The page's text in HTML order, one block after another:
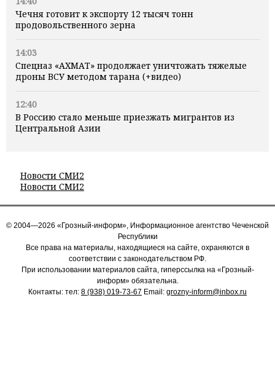
Чечня готовит к экспорту 12 тысяч тонн
продовольственного зерна
14:03
Спецназ «АХМАТ» продолжает уничтожать тяжелые
дроны ВСУ методом тарана (+видео)
12:40
В Россию стало меньше приезжать мигрантов из
Центральной Азии
Новости СМИ2
Новости СМИ2
© 2004—2026 «Грозный-информ», Информационное агентство Чеченской
Республики
Все права на материалы, находящиеся на сайте, охраняются в
соответствии с законодательством РФ.
При использовании материалов сайта, гиперссылка на «Грозный-
информ» обязательна.
Контакты: тел: 8 (938) 019-73-67 Email: grozny-inform@inbox.ru